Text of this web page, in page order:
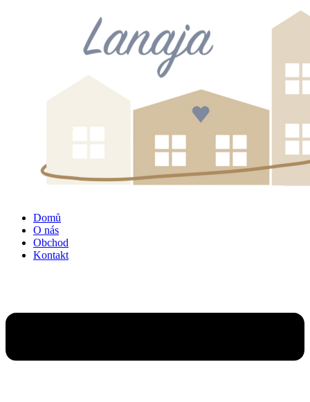
Domů
O nás
Obchod
Kontakt